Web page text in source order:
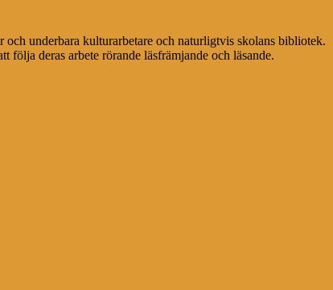
underbara kulturarbetare och naturligtvis skolans bibliotek.
deras arbete rörande läsfrämjande och läsande.